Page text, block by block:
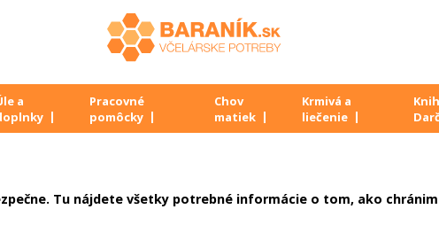
a
Pracovné
pomôcky
Chov
matiek
Krmivá a
liečenie
Tu nájdete všetky potrebné informácie o tom, ako